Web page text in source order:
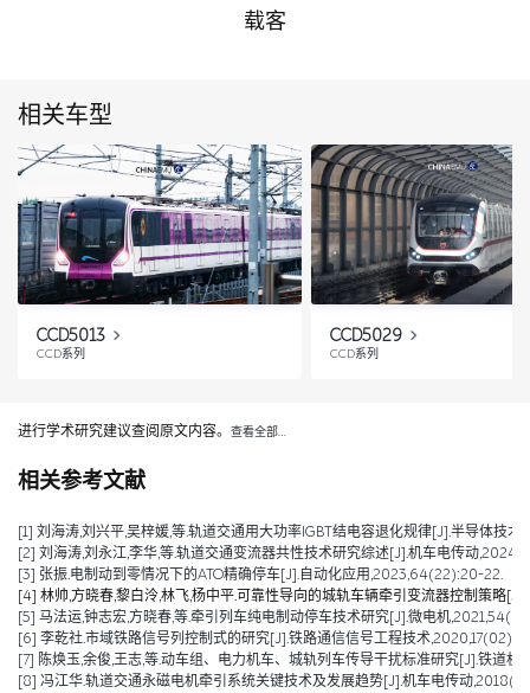
载客
相关车型
CCD5013
CCD系列
CCD5029
CCD系列
进行学术研究建议查阅原文内容。 查看全部…
相关参考文献
[1] 刘海涛,刘兴平,吴梓媛,等.轨道交通用大功率IGBT结电容退化规律[J].半导体技
[2] 刘海涛,刘永江,李华,等.轨道交通变流器共性技术研究综述[J].机车电传动
[3] 张振.电制动到零情况下的ATO精确停车[J].自动化应用,2023,64(22):20-22.
[4] 林帅,方晓春,黎白泠,林飞,杨中平.可靠性导向的城轨车辆牵引变流器控制策略
[5] 马法运,钟志宏,方晓春,等.牵引列车纯电制动停车技术研究[J].微电机
[6] 李乾社.市域铁路信号列控制式的研究[J].铁路通信信号工程技术
[7] 陈焕玉,余俊,王志,等.动车组、电力机车、城轨列车传导干扰标准研究[J].铁道
[8] 冯江华.轨道交通永磁电机牵引系统关键技术及发展趋势[J].机车电传动